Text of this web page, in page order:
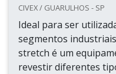
CIVEX / GUARULHOS - SP
Ideal para ser
segmentos
stretch é um
revestir diferentes